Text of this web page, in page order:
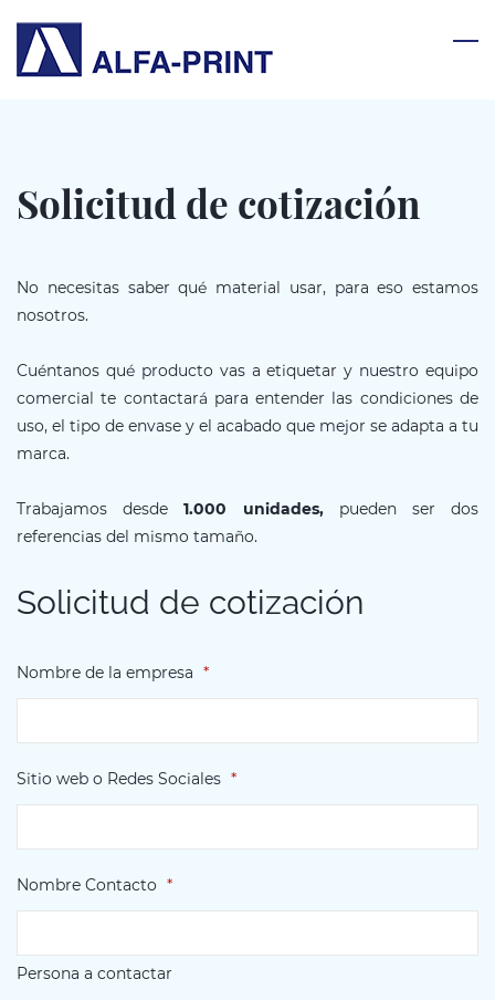
main
Solicitud de cotización
No necesitas saber qué material usar, para eso estamos
nosotros.
Cuéntanos qué producto vas a etiquetar y nuestro equipo
comercial te contactará para entender las condiciones de
uso, el tipo de envase y el acabado que mejor se adapta a tu
marca.
Trabajamos desde1.000 unidades, pueden ser dos
referencias del mismo tamaño.
Solicitud de cotización
Nombre de la empresa *
Sitio web o Redes Sociales *
Nombre Contacto *
Persona a contactar